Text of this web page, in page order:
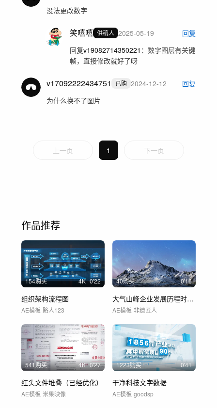
没法更改数字
笑嘻嘻 供稿人 2025-05-19
回复
回复v19082714350221 ： 数字图层有关键
帧，直接修改就好了呀
v17092222434751 已购 2024-12-12
回复
为什么换不了图片
上一页 1 下一页
作品推荐
154购买 4K 0'22
组织架构流程图
AE模板 路人123
40购买 0'16
大气山峰企业发展历程时间线大事记
AE模板 非遗匠人
541购买 4K 0'27
红头文件堆叠（已经优化）
AE模板 米果映像
1223购买 0'41
干净科技文字数据
AE模板 goodsp